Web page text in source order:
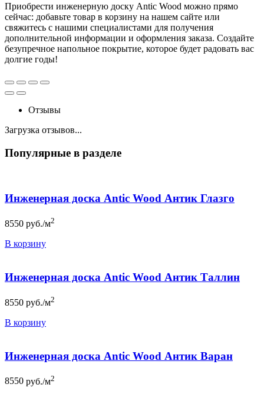
Приобрести инженерную доску Antic Wood можно прямо
сейчас: добавьте товар в корзину на нашем сайте или
свяжитесь с нашими специалистами для получения
дополнительной информации и оформления заказа. Создайте
безупречное напольное покрытие, которое будет радовать вас
долгие годы!
Отзывы
Загрузка отзывов...
Популярные в разделе
Инженерная доска Antic Wood Антик Глазго
8550 руб./м2
В корзину
Инженерная доска Antic Wood Антик Таллин
8550 руб./м2
В корзину
Инженерная доска Antic Wood Антик Варан
8550 руб./м2